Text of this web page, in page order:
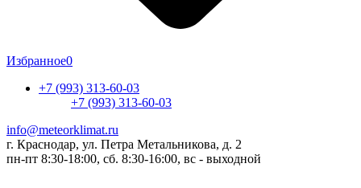
Избранное0
+7 (993) 313-60-03
+7 (993) 313-60-03
info@meteorklimat.ru
г. Краснодар, ул. Петра Метальникова, д. 2
пн-пт 8:30-18:00, сб. 8:30-16:00, вс - выходной